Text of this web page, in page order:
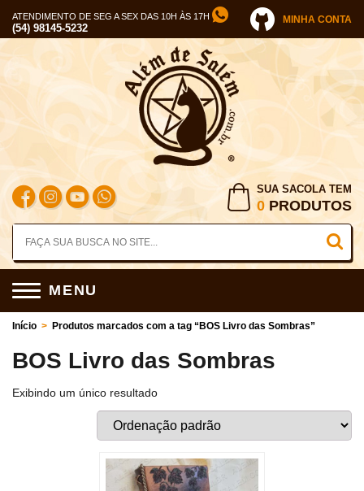
ATENDIMENTO DE SEG A SEX DAS 10H ÀS 17H
(54) 98145-5232
MINHA CONTA
SUA SACOLA TEM
0 PRODUTOS
MENU
Início > Produtos marcados com a tag “BOS Livro das Sombras”
BOS Livro das Sombras
Exibindo um único resultado